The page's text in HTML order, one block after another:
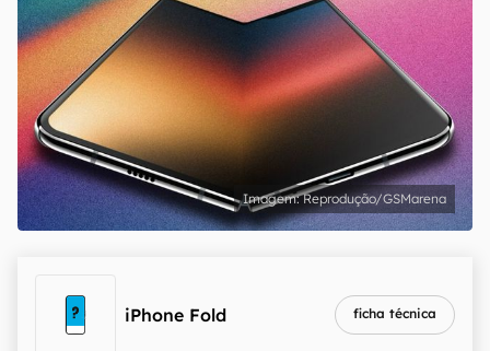
Reprodução/GSMarena
iPhone Fold ficha técnica